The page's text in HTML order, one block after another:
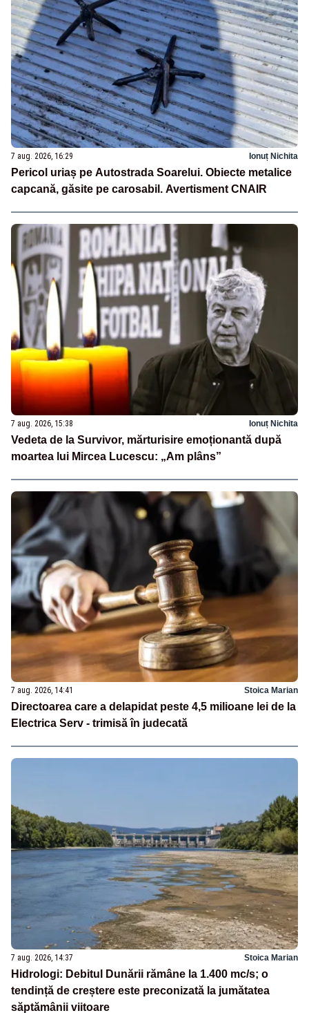
7 aug. 2026, 16:29 Ionuț Nichita
Pericol uriaș pe Autostrada Soarelui. Obiecte metalice
capcană, găsite pe carosabil. Avertisment CNAIR
7 aug. 2026, 15:38 Ionuț Nichita
Vedeta de la Survivor, mărturisire emoționantă după
moartea lui Mircea Lucescu: „Am plâns”
7 aug. 2026, 14:41 Stoica Marian
Directoarea care a delapidat peste 4,5 milioane lei de la
Electrica Serv - trimisă în judecată
7 aug. 2026, 14:37 Stoica Marian
Hidrologi: Debitul Dunării rămâne la 1.400 mc/s; o
tendință de creștere este preconizată la jumătatea
săptămânii viitoare